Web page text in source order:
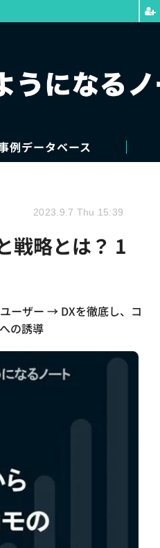
例データベース
戦略とは？ 1
ーザー → DXを徹底し、コ
の誘導
2023.9.7 Thu 15:39